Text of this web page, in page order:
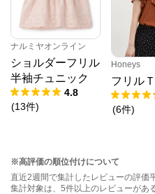
ナルミヤオンライン
ショルダーフリル
半袖チュニック
4.8
(13件)
Honeys
フリル
(6件)
※高評価の順位付けについて
直近2週間で集計したレビューの評価
集計対象は、5件以上のレビューがあ